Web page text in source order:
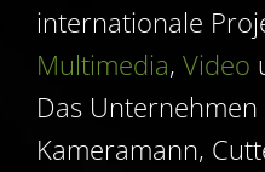
internationale
Multimedia, Video
Das
Kameramann,